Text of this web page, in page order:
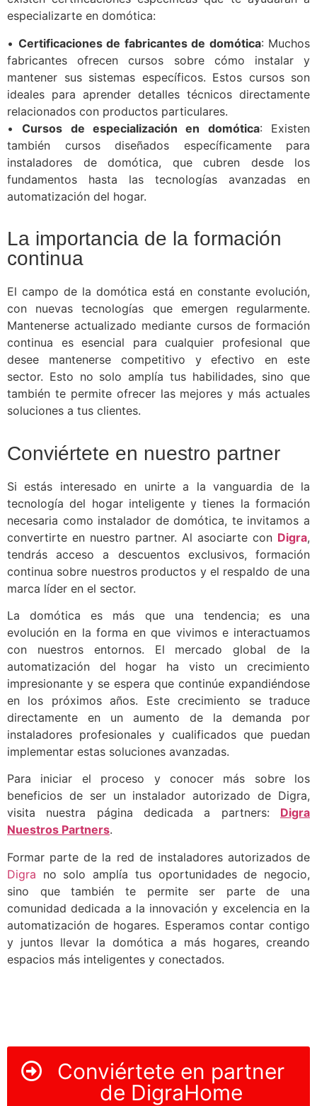
especializarte en domótica:
• Certificaciones de fabricantes de domótica: Muchos
fabricantes ofrecen cursos sobre cómo instalar y
mantener sus sistemas específicos. Estos cursos son
ideales para aprender detalles técnicos directamente
relacionados con productos particulares.
•Cursos de especialización en domótica: Existen
también cursos diseñados específicamente para
instaladores de domótica, que cubren desde los
fundamentos hasta las tecnologías avanzadas en
automatización del hogar.
La importancia de la formación
continua
El campo de la domótica está en constante evolución,
con nuevas tecnologías que emergen regularmente.
Mantenerse actualizado mediante cursos de formación
continua es esencial para cualquier profesional que
desee mantenerse competitivo y efectivo en este
sector. Esto no solo amplía tus habilidades, sino que
también te permite ofrecer las mejores y más actuales
soluciones a tus clientes.
Conviértete en nuestro partner
Si estás interesado en unirte a la vanguardia de la
tecnología del hogar inteligente y tienes la formación
necesaria como instalador de domótica, te invitamos a
convertirte en nuestro partner. Al asociarte con Digra,
tendrás acceso a descuentos exclusivos, formación
continua sobre nuestros productos y el respaldo de una
marca líder en el sector.
La domótica es más que una tendencia; es una
evolución en la forma en que vivimos e interactuamos
con nuestros entornos. El mercado global de la
automatización del hogar ha visto un crecimiento
impresionante y se espera que continúe expandiéndose
en los próximos años. Este crecimiento se traduce
directamente en un aumento de la demanda por
instaladores profesionales y cualificados que puedan
implementar estas soluciones avanzadas.
Para iniciar el proceso y conocer más sobre los
beneficios de ser un instalador autorizado de Digra,
visita nuestra página dedicada a partners: Digra
Nuestros Partners.
Formar parte de la red de instaladores autorizados de
Digra no solo amplía tus oportunidades de negocio,
sino que también te permite ser parte de una
comunidad dedicada a la innovación y excelencia en la
automatización de hogares. Esperamos contar contigo
y juntos llevar la domótica a más hogares, creando
espacios más inteligentes y conectados.
Conviértete en partner
de DigraHome